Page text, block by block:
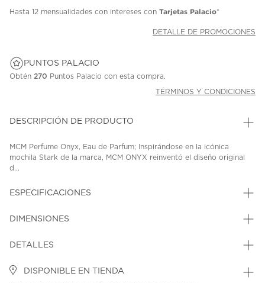
Hasta 12 mensualidades con intereses con Tarjetas Palacio*
DETALLE DE PROMOCIONES
PUNTOS PALACIO
Obtén 270 Puntos Palacio con esta compra.
TÉRMINOS Y CONDICIONES
DESCRIPCIÓN DE PRODUCTO
MCM Perfume Onyx, Eau de Parfum; Inspirándose en la icónica
mochila Stark de la marca, MCM ONYX reinventó el diseño original
d...
ESPECIFICACIONES
DIMENSIONES
DETALLES
DISPONIBLE EN TIENDA